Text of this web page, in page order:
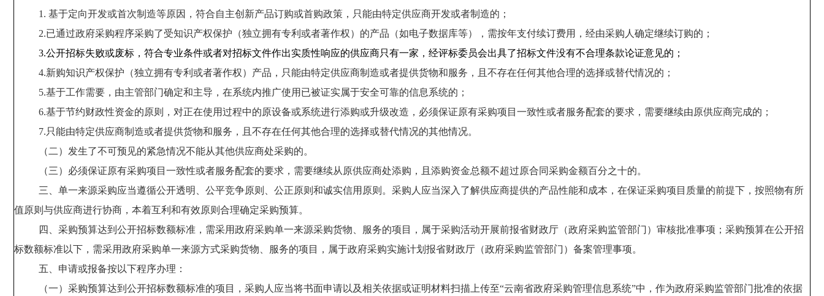
1. 基于定向开发或首次制造等原因，符合自主创新产品订购或首购政策，只能由特定供应商开发或者制造的；
2.已通过政府采购程序采购了受知识产权保护（独立拥有专利或者著作权）的产品（如电子数据库等），需按年支付续订费用，经由采购人确定继续订购的；
3.公开招标失败或废标，符合专业条件或者对招标文件作出实质性响应的供应商只有一家，经评标委员会出具了招标文件没有不合理条款论证意见的；
4.新购知识产权保护（独立拥有专利或者著作权）产品，只能由特定供应商制造或者提供货物和服务，且不存在任何其他合理的选择或替代情况的；
5.基于工作需要，由主管部门确定和主导，在系统内推广使用已被证实属于安全可靠的信息系统的；
6.基于节约财政性资金的原则，对正在使用过程中的原设备或系统进行添购或升级改造，必须保证原有采购项目一致性或者服务配套的要求，需要继续由原供应商完成的；
7.只能由特定供应商制造或者提供货物和服务，且不存在任何其他合理的选择或替代情况的其他情况。
（二）发生了不可预见的紧急情况不能从其他供应商处采购的。
（三）必须保证原有采购项目一致性或者服务配套的要求，需要继续从原供应商处添购，且添购资金总额不超过原合同采购金额百分之十的。
三、单一来源采购应当遵循公开透明、公平竞争原则、公正原则和诚实信用原则。采购人应当深入了解供应商提供的产品性能和成本，在保证采购项目质量的前提下，按照物有所
值原则与供应商进行协商，本着互利和有效原则合理确定采购预算。
四、采购预算达到公开招标数额标准，需采用政府采购单一来源采购货物、服务的项目，属于采购活动开展前报省财政厅（政府采购监管部门）审核批准事项；采购预算在公开招
标数额标准以下，需采用政府采购单一来源方式采购货物、服务的项目，属于政府采购实施计划报省财政厅（政府采购监管部门）备案管理事项。
五、申请或报备按以下程序办理：
（一）采购预算达到 公开招标数额标准的项目 ，采购人应当将书面申请以及相关依据或证明材料扫描上传至“云南省政府采购管理信息系统”中 ，作为政府采购监管部门批准的依据